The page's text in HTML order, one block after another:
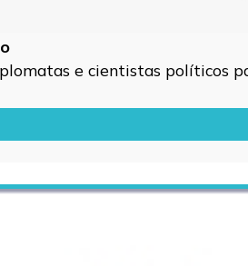
e cientistas políticos